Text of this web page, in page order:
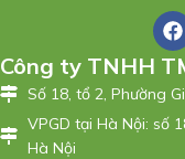
Công ty TNHH
Số 18, tổ 2, Phường
VPGD tại Hà Nội: số
Hà Nội